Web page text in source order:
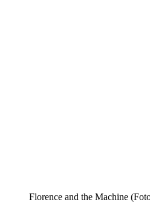
Florence and the Machine